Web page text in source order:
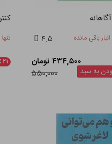
۴.۵
۴۳۴,۵۰۰ تومان
۵۵۰,۰۰۰
به سبد
تنها ۲ عدد در انبار باقی مانده
۲۱